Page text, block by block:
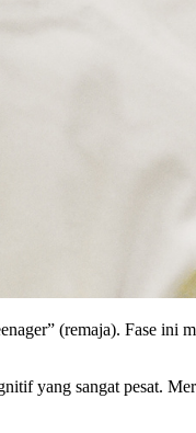
(remaja). Fase
yang sangat pesat.